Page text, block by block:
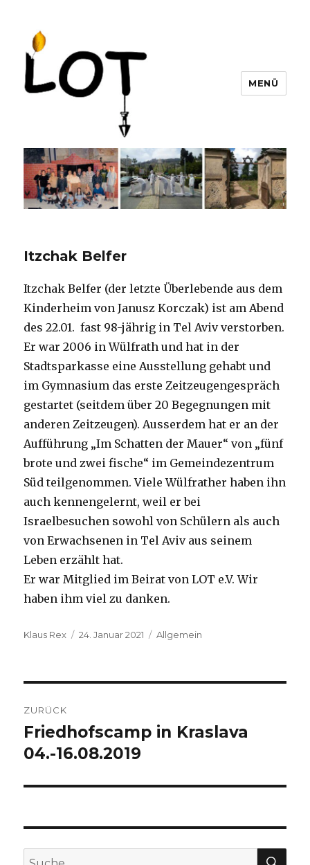
LOT e. V.
MENÜ
Itzchak Belfer
Itzchak Belfer (der letzte Überlebende aus dem
Kinderheim von Janusz Korczak) ist am Abend
des 22.01. fast 98-jährig in Tel Aviv verstorben.
Er war 2006 in Wülfrath und hat in der
Stadtsparkasse eine Ausstellung gehabt und
im Gymnasium das erste Zeitzeugengespräch
gestartet (seitdem über 20 Begegnungen mit
anderen Zeitzeugen). Ausserdem hat er an der
Aufführung „Im Schatten der Mauer“ von „fünf
brote und zwei fische“ im Gemeindezentrum
Süd teilgenommen. Viele Wülfrather haben ihn
auch kennengelernt, weil er bei
Israelbesuchen sowohl von Schülern als auch
von Erwachsenen in Tel Aviv aus seinem
Leben erzählt hat.
Er war Mitglied im Beirat von LOT e.V. Wir
haben ihm viel zu danken.
Autor
Klaus Rex
Veröffentlicht
24. Januar 2021 Kategorien
Allgemein
ZURÜCK
Vorheriger
Beitrag:
Friedhofscamp in Kraslava
04.-16.08.2019
Suche